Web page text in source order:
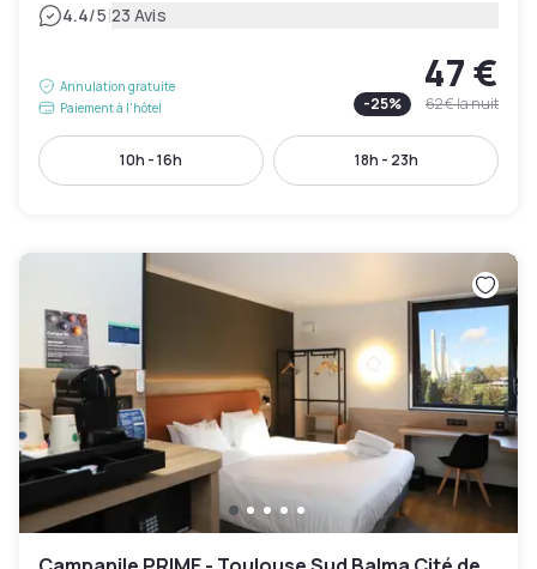
4.4/5|23 Avis
Annulation gratuite
Paiement à l'hôtel
47 €
-25% 62 €la nuit
10h - 16h 18h - 23h